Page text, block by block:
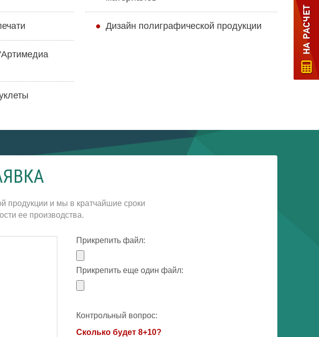
Дизайн полиграфической продукции
продукции и мы в кратчайшие сроки
ее производства.
Прикрепить файл:
Прикрепить еще один файл:
Контрольный вопрос:
Сколько будет 8+10?